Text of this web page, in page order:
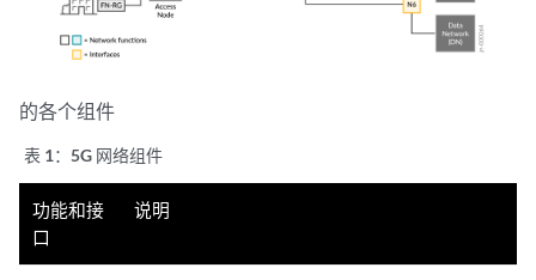
的各个组件
表 1： 5G 网络组件
功能和接
口
说明